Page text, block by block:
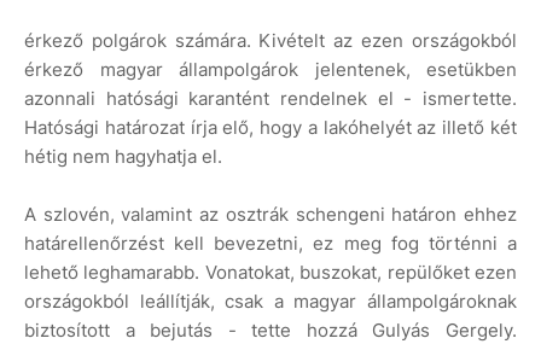
érkező polgárok számára. Kivételt az ezen országokból
érkező magyar állampolgárok jelentenek, esetükben
azonnali hatósági karantént rendelnek el - ismertette.
Hatósági határozat írja elő, hogy a lakóhelyét az illető két
hétig nem hagyhatja el.
A szlovén, valamint az osztrák schengeni határon ehhez
határellenőrzést kell bevezetni, ez meg fog történni a
lehető leghamarabb. Vonatokat, buszokat, repülőket ezen
országokból leállítják, csak a magyar állampolgároknak
biztosított a bejutás - tette hozzá Gulyás Gergely.